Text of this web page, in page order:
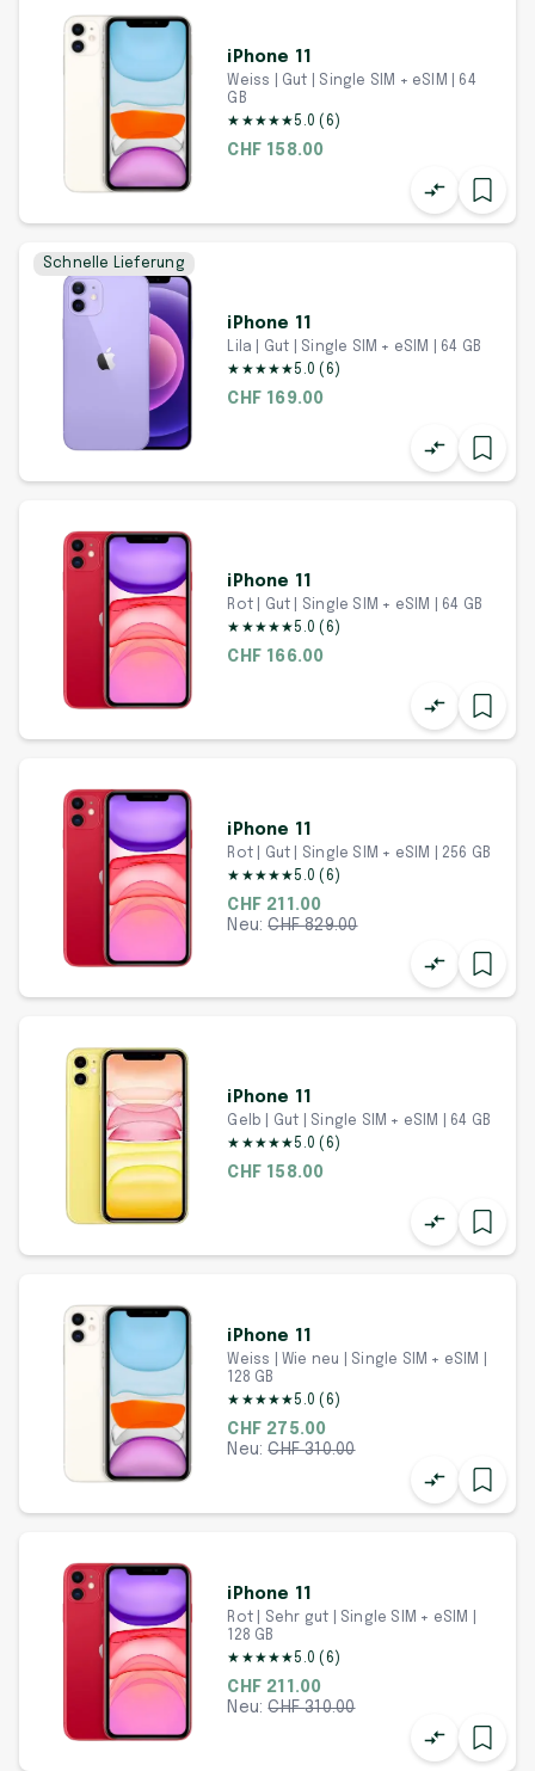
iPhone 11
Weiss | Gut | Single SIM + eSIM | 64
GB
★ ★★★★5.0 ( 6 )
CHF 158.00
Schnelle Lieferung
iPhone 11
Lila | Gut | Single SIM + eSIM | 64 GB
★ ★★★★5.0 ( 6 )
CHF 169.00
iPhone 11
Rot | Gut | Single SIM + eSIM | 64 GB
★ ★★★★5.0 ( 6 )
CHF 166.00
iPhone 11
Rot | Gut | Single SIM + eSIM | 256 GB
★ ★★★★5.0 ( 6 )
CHF 211.00
Neu:CHF829.00
iPhone 11
Gelb | Gut | Single SIM + eSIM | 64 GB
★ ★★★★5.0 ( 6 )
CHF 158.00
iPhone 11
Weiss | Wie neu | Single SIM + eSIM |
128 GB
★ ★★★★5.0 ( 6 )
CHF 275.00
Neu:CHF310.00
iPhone 11
Rot | Sehr gut | Single SIM + eSIM |
128 GB
★ ★★★★5.0 ( 6 )
CHF 211.00
Neu:CHF310.00